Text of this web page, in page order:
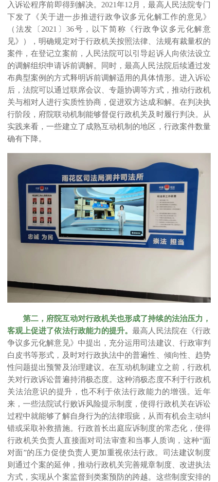
入诉讼程序前即得到解决。2021年12月，最高人民法院专门
下发了《关于进一步推进行政争议多元化解工作的意见》
（法发〔2021〕36号，以下简称《行政争议多元化解意
见》），明确规定对于行政机关按照法律、法规有裁量权的
案件，在登记立案前，人民法院可以引导起诉人向依法设立
的调解组织申请诉前调解。同时，最高人民法院后续通过发
布典型案例的方式释明诉前调解适用的具体情形。进入诉讼
后，法院可以通过联席会议、专题协调等方式，推动行政机
关与相对人进行实质性协商，促进双方达成和解。在判决执
行阶段，府院联动机制能够督促行政机关及时履行判决。从
实践来看，一些建立了成熟互动机制的地区，行政案件数量
确有下降。
第二，府院互动对行政机关也形成了持续的法治压力，
客观上促进了依法行政能力的提升。最高人民法院在《行政
争议多元化解意见》中提出，充分运用司法建议、行政审判
白皮书等形式，及时对行政执法中的普遍性、倾向性、趋势
性问题提出预警及治理建议。在互动机制建立之前，行政机
关对行政诉讼普遍持消极态度。这种消极态度不利于行政机
关法治意识的提升，也不利于依法行政能力的增强。近年
来，一些法院试行败诉风险提示制度，使得行政机关在诉讼
过程中就能够了解自身行为的法律瑕疵，从而有机会主动纠
错或采取补救措施。行政首长出庭应诉制度的常态化，使得
行政机关负责人直接面对司法审查和当事人质询，这种“面
对面”的压力促使负责人更加重视依法行政。司法建议制度
则通过个案的延伸，推动行政机关完善规章制度、改进执法
方式，实现从个案监督到类案预防的跨越。这些制度安排的